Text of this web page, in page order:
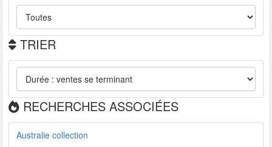
TRIER
RECHERCHES ASSOCIÉES
Australie collection